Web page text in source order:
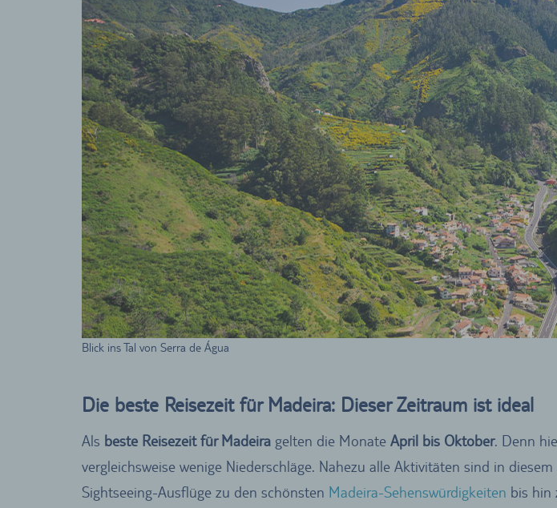
Blick ins Tal von Serra de Água
Die beste Reisezeit für Madeira: Dieser Zeitraum ist ideal
Als beste Reisezeit für Madeira gelten die Monate April bis Oktober. Denn
vergleichsweise wenige Niederschläge. Nahezu alle Aktivitäten sind in
Sightseeing-Ausflüge zu den schönsten Madeira-Sehenswürdigkeiten bis hin